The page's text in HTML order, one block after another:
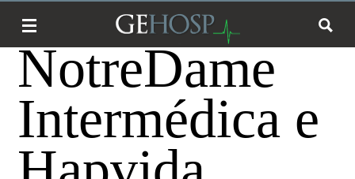
NotreDame
Intermédica e